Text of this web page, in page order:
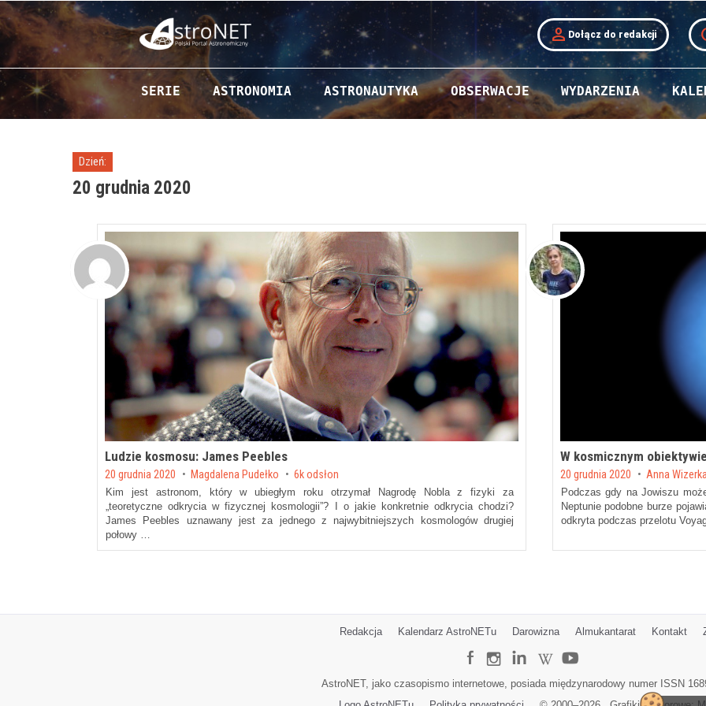
person Dołącz do redakcji
Przejdź do zawartości
SERIE ASTRONOMIA ASTRONAUTYKA OBSERWACJE WYDARZENIA
Dzień:
20 grudnia 2020
Ludzie kosmosu: James Peebles
Posted on
20 grudnia 2020 by Magdalena Pudełko 6k odsłon
Kim jest astronom, który w ubiegłym roku otrzymał Nagrodę Nobla z fizyki za
„teoretyczne odkrycia w fizycznej kosmologii”? I o jakie konkretnie odkrycia chodzi?
James Peebles uznawany jest za jednego z najwybitniejszych kosmologów drugiej
połowy …
W kosmicznym
Posted on
20 grudnia 2020 by Anna
Podczas gdy na Jowiszu
Neptunie podobne burze
odkryta podczas przelotu
Redakcja Kalendarz AstroNETu Darowizna Almukantarat Kontakt
AstroNET, jako czasopismo internetowe, posiada międzynarodowy numer ISSN